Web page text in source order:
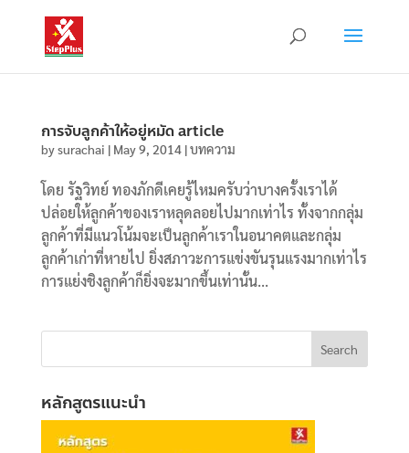
การจับลูกค้าให้อยู่หมัด article
bysurachai | May 9, 2014|บทความ
โดย รัฐวิทย์ ทองภักดีเคยรู้ไหมครับว่าบางครั้งเราได้
ปล่อยให้ลูกค้าของเราหลุดลอยไปมากเท่าไร ทั้งจากกลุ่ม
ลูกค้าที่มีแนวโน้มจะเป็นลูกค้าเราในอนาคตและกลุ่ม
ลูกค้าเก่าที่หายไป ยิ่งสภาวะการแข่งขันรุนแรงมากเท่าไร
การแย่งชิงลูกค้าก็ยิ่งจะมากขึ้นเท่านั้น...
หลักสูตรแนะนำ